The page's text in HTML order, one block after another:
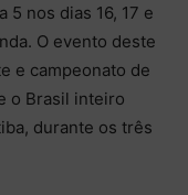
5 nos dias 16, 17 e
O evento deste
e campeonato de
o Brasil inteiro
durante os três